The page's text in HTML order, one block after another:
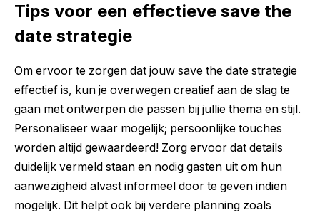
Tips voor een effectieve save the
date strategie
Om ervoor te zorgen dat jouw save the date strategie
effectief is, kun je overwegen creatief aan de slag te
gaan met ontwerpen die passen bij jullie thema en stijl.
Personaliseer waar mogelijk; persoonlijke touches
worden altijd gewaardeerd! Zorg ervoor dat details
duidelijk vermeld staan en nodig gasten uit om hun
aanwezigheid alvast informeel door te geven indien
mogelijk. Dit helpt ook bij verdere planning zoals